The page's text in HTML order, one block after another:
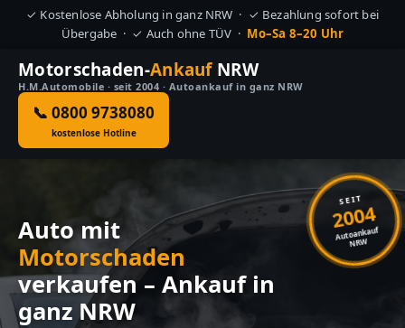
✓ Kostenlose Abholung in ganz NRW · ✓ Bezahlung sofort bei
Übergabe · ✓ Auch ohne TÜV · Mo–Sa 8–20 Uhr
Motorschaden-AnkaufNRW
H.M.Automobile · seit 2004 · Autoankauf in ganz NRW
📞 0800 9738080
kostenlose Hotline
SEIT
2004
Autoankauf
NRW
Auto mit
Motorschaden
verkaufen – Ankauf in
ganz NRW